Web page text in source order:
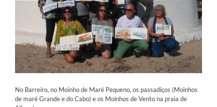
No Barreiro, no Moinho de Maré Pequeno, os passadiços (Moinhos
de maré Grande e do Cabo) e os Moinhos de Vento na praia de